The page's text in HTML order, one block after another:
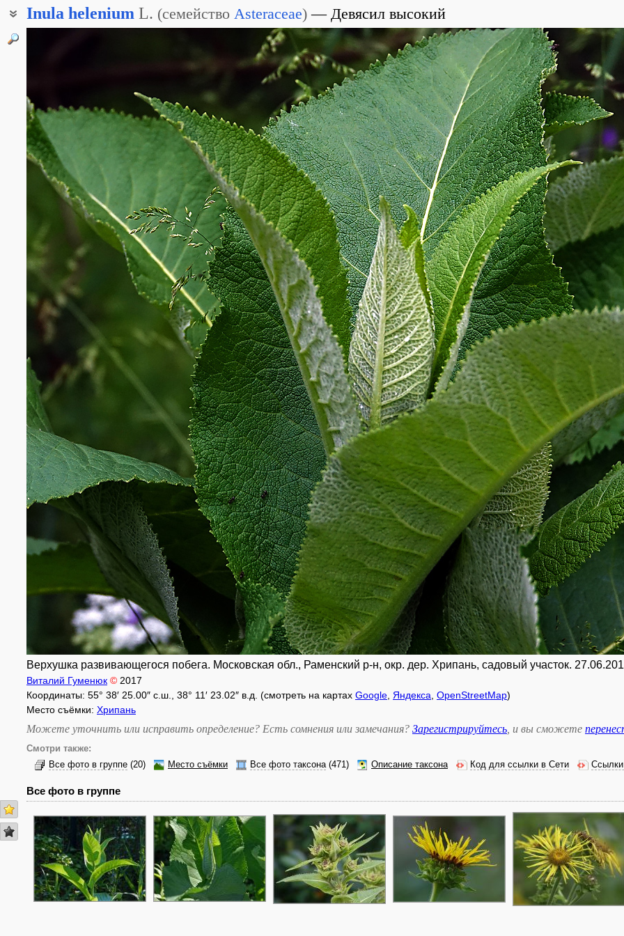
Inula helenium L. (семейство Asteraceae) Девясил высокий
Верхушка развивающегося побега. Московская обл., Раменский р-н, окр. дер. Хрипань, садовый участок.
Виталий Гуменюк © 2017
Координаты: 55° 38′ 25.00″ с.ш., 38° 11′ 23.02″ в.д. (смотреть на картах Google Яндекса OpenStreetMap)
Место съёмки: Хрипань
Можете уточнить или исправить определение? Есть сомнения или замечания? Зарегистрируйтесь , и вы сможете
Смотри также:
Все фото в группе (20) Место съёмки Все фото таксона(471) Описание таксона Код для ссылки в Сети Ссылки
Все фото в группе